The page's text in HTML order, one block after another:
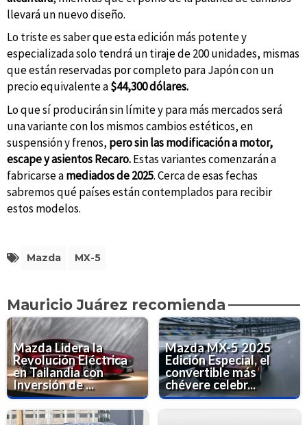
llevará un nuevo diseño.
Lo triste es saber que esta edición más potente y
especializada solo tendrá un tiraje de 200 unidades, mismas
que están reservadas por completo para Japón con un
precio equivalente a$44,300 dólares.
Lo que sí producirán sin límite y para más mercados será
una variante con los mismos cambios estéticos, en
suspensión y frenos, pero sin las modificación a motor,
escape y asientos Recaro.Estas variantes comenzarán a
fabricarse amediados de2025. Cerca de esas fechas
sabremos qué países están contemplados para recibir
estos modelos.
Mazda MX-5
Mauricio Juárez recomienda
Mazda Lidera la
Revolución Eléctrica
en Tailandia con
Inversión de ...
Mazda MX-5 2025
Edición Especial, el
convertible más
chévere celebr...